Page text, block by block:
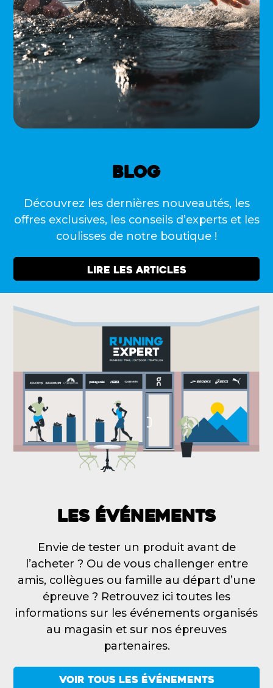
BLOG
Découvrez les dernières nouveautés, les
offres exclusives, les conseils d’experts et les
coulisses de notre boutique !
LIRE LES ARTICLES
LES ÉVÉNEMENTS
Envie de tester un produit avant de
l’acheter ? Ou de vous challenger entre
amis, collègues ou famille au départ d’une
épreuve ? Retrouvez ici toutes les
informations sur les événements organisés
au magasin et sur nos épreuves
partenaires.
VOIR TOUS LES ÉVÉNEMENTS